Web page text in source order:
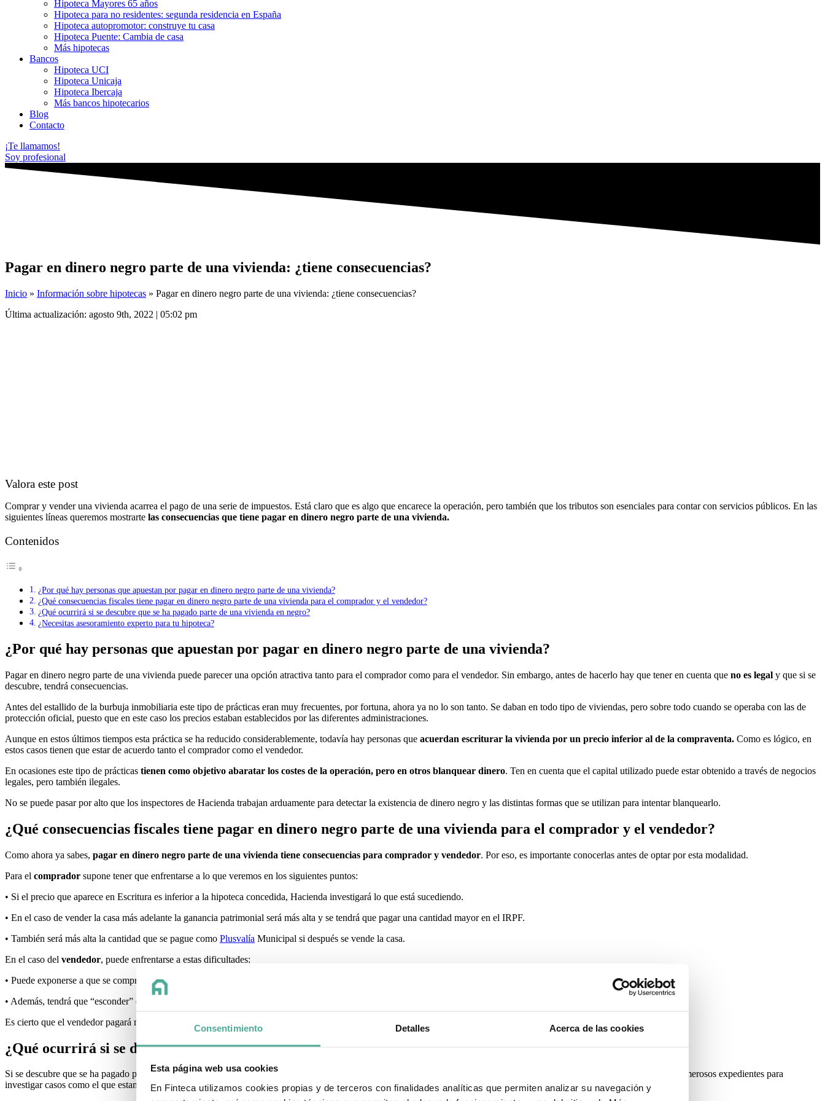
Consentimiento Detalles Acerca de las cookies
Esta página web usa cookies
En Finteca utilizamos cookies propias y de terceros con finalidades analíticas que permiten analizar su navegación y
Hipoteca Mayores 65 años
Hipoteca para no residentes: segunda residencia en España
Hipoteca autopromotor: construye tu casa
Hipoteca Puente: Cambia de casa
Más hipotecas
Bancos
Hipoteca UCI
Hipoteca Unicaja
Hipoteca Ibercaja
Más bancos hipotecarios
Blog
Contacto
¡Te llamamos!
Soy profesional
Pagar en dinero negro parte de una vivienda: ¿tiene consecuencias?
Inicio » Información sobre hipotecas » Pagar en dinero negro parte de una vivienda: ¿tiene consecuencias?
Última actualización: agosto 9th, 2022 | 05:02 pm
Valora este post
Comprar y vender una vivienda acarrea el pago de una serie de impuestos. Está claro que es algo que encarece la operación, pero también que los tributos son esenciales para contar con servicios públicos. En las
siguientes líneas queremos mostrarte las consecuencias que tiene pagar en dinero negro parte de una vivienda.
Contenidos
¿Por qué hay personas que apuestan por pagar en dinero negro parte de una vivienda?
¿Qué consecuencias fiscales tiene pagar en dinero negro parte de una vivienda para el comprador y el vendedor?
¿Qué ocurrirá si se descubre que se ha pagado parte de una vivienda en negro?
¿Necesitas asesoramiento experto para tu hipoteca?
¿Por qué hay personas que apuestan por pagar en dinero negro parte de una vivienda?
Pagar en dinero negro parte de una vivienda puede parecer una opción atractiva tanto para el comprador como para el vendedor. Sin embargo, antes de hacerlo hay que tener en cuenta que no es legal y que si se
descubre, tendrá consecuencias.
Antes del estallido de la burbuja inmobiliaria este tipo de prácticas eran muy frecuentes, por fortuna, ahora ya no lo son tanto. Se daban en todo tipo de viviendas, pero sobre todo cuando se operaba con las de
protección oficial, puesto que en este caso los precios estaban establecidos por las diferentes administraciones.
Aunque en estos últimos tiempos esta práctica se ha reducido considerablemente, todavía hay personas que acuerdan escriturar la vivienda por un precio inferior al de la compraventa. Como es lógico, en
estos casos tienen que estar de acuerdo tanto el comprador como el vendedor.
En ocasiones este tipo de prácticas tienen como objetivo abaratar los costes de la operación, pero en otros blanquear dinero. Ten en cuenta que el capital utilizado puede estar obtenido a través de negocios
legales, pero también ilegales.
No se puede pasar por alto que los inspectores de Hacienda trabajan arduamente para detectar la existencia de dinero negro y las distintas formas que se utilizan para intentar blanquearlo.
¿Qué consecuencias fiscales tiene pagar en dinero negro parte de una vivienda para el comprador y el vendedor?
Como ahora ya sabes, pagar en dinero negro parte de una vivienda tiene consecuencias para comprador y vendedor. Por eso, es importante conocerlas antes de optar por esta modalidad.
Para el comprador supone tener que enfrentarse a lo que veremos en los siguientes puntos:
• Si el precio que aparece en Escritura es inferior a la hipoteca concedida, Hacienda investigará lo que está sucediendo.
• En el caso de vender la casa más adelante la ganancia patrimonial será más alta y se tendrá que pagar una cantidad mayor en el IRPF.
• También será más alta la cantidad que se pague como Plusvalía Municipal si después se vende la casa.
En el caso del vendedor, puede enfrentarse a estas dificultades:
• Puede exponerse a que se compruebe el valor de transmisión que aparece en la compraventa si se considera que es muy bajo.
• Además, tendrá que “esconder” el dinero negro que ha obtenido.
Es cierto que el vendedor pagará menos en el IRPF y también la cuantía de la Plusvalía Municipal será inferior, pero ¿merece la pena el riesgo?
¿Qué ocurrirá si se descubre que se ha pagado parte de una vivienda en negro?
Si se descubre que se ha pagado parte de una vivienda en negro,tanto el comprador como el vendedor se pueden enfrentar a una sanción
. De hecho, cada año se abren numerosos expedientes para
investigar casos como el que estamos comentando.